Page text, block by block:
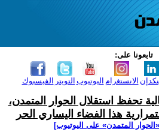
تابعونا على:
الفيسبوك التويتر اليوتيوب الانستغرام
تحفظ استقلال الحوار المتمدن،
هذا الفضاء اليساري الحر
المتمدن» على اليوتيوب]